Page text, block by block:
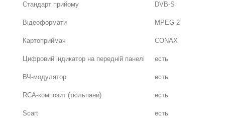
Стандарт прийому DVB-S
Відеоформати MPEG-2
Картоприймач CONAX
Цифровий індикатор на передній панелі есть
ВЧ-модулятор есть
RCA-композит (тюльпани) есть
Scart есть